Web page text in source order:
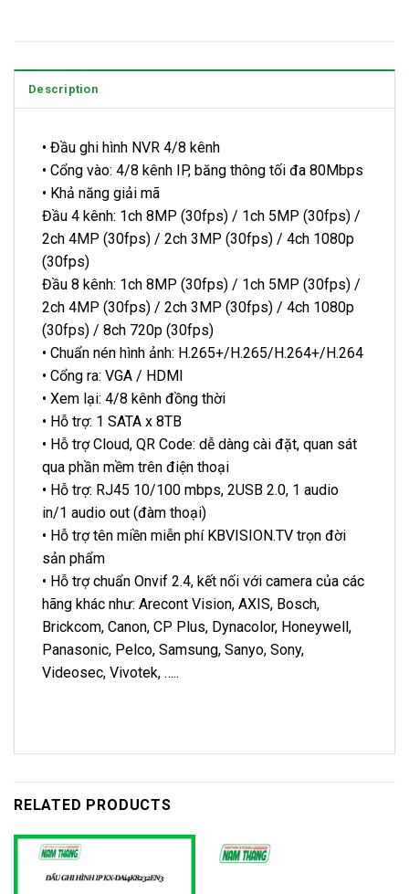
Description
• Đầu ghi hình NVR 4/8 kênh
• Cổng vào: 4/8 kênh IP, băng thông tối đa 80Mbps
• Khả năng giải mã
Đầu 4 kênh: 1ch 8MP (30fps) / 1ch 5MP (30fps) /
2ch 4MP (30fps) / 2ch 3MP (30fps) / 4ch 1080p
(30fps)
Đầu 8 kênh: 1ch 8MP (30fps) / 1ch 5MP (30fps) /
2ch 4MP (30fps) / 2ch 3MP (30fps) / 4ch 1080p
(30fps) / 8ch 720p (30fps)
• Chuẩn nén hình ảnh: H.265+/H.265/H.264+/H.264
• Cổng ra: VGA / HDMI
• Xem lại: 4/8 kênh đồng thời
• Hỗ trợ: 1 SATA x 8TB
• Hỗ trợ Cloud, QR Code: dễ dàng cài đặt, quan sát
qua phần mềm trên điện thoại
• Hỗ trợ: RJ45 10/100 mbps, 2USB 2.0, 1 audio
in/1 audio out (đàm thoại)
• Hỗ trợ tên miền miễn phí KBVISION.TV trọn đời
sản phẩm
• Hỗ trợ chuẩn Onvif 2.4, kết nối với camera của các
hãng khác như: Arecont Vision, AXIS, Bosch,
Brickcom, Canon, CP Plus, Dynacolor, Honeywell,
Panasonic, Pelco, Samsung, Sanyo, Sony,
Videosec, Vivotek, …..
RELATED PRODUCTS